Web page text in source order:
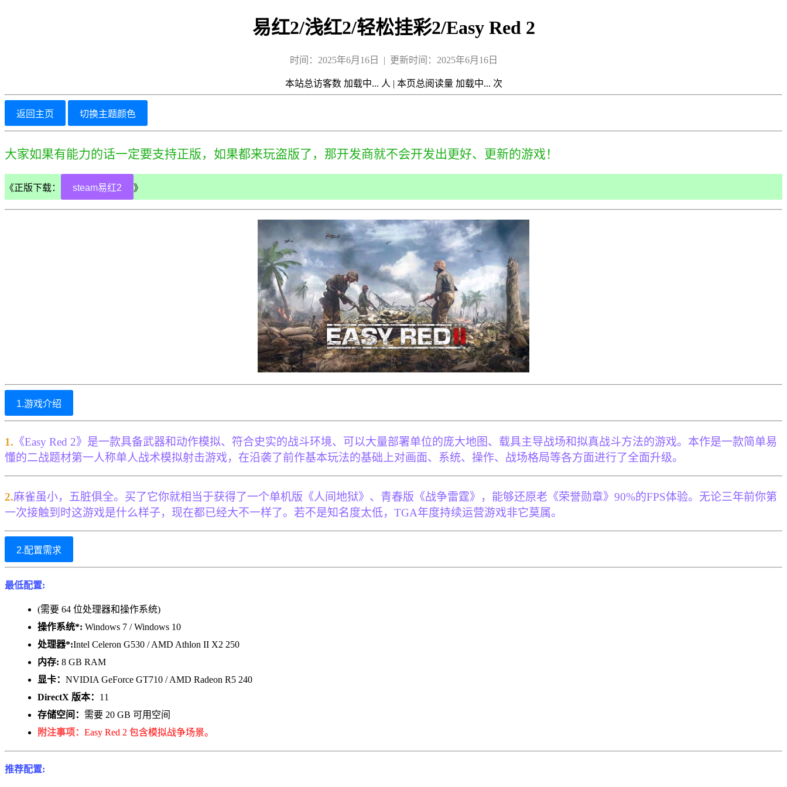
易红2/浅红2/轻松挂彩2/Easy Red 2
时间：2025年6月16日 | 更新时间：2025年6月16日
本站总访客数 加载中... 人 | 本页总阅读量 加载中... 次
返回主页 切换主题颜色
大家如果有能力的话一定要支持正版，如果都来玩盗版了，那开发商就不会开发出更好、更新的游戏！
《正版下载： steam易红2 》
1.游戏介绍
1. 《Easy Red 2》是一款具备武器和动作模拟、符合史实的战斗环境、可以大量部署单位的庞大地图、载具主导战场和拟真战斗方法的游戏。本作是一款简单易
懂的二战题材第一人称单人战术模拟射击游戏，在沿袭了前作基本玩法的基础上对画面、系统、操作、战场格局等各方面进行了全面升级。
2.麻雀虽小，五脏俱全。买了它你就相当于获得了一个单机版《人间地狱》、青春版《战争雷霆》，能够还原老《荣誉勋章》90%的FPS体验。无论三年前你第
一次接触到时这游戏是什么样子，现在都已经大不一样了。若不是知名度太低，TGA年度持续运营游戏非它莫属。
2.配置需求
最低配置:
(需要 64 位处理器和操作系统)
操作系统*: Windows 7 / Windows 10
处理器*:Intel Celeron G530 / AMD Athlon II X2 250
内存: 8 GB RAM
显卡： NVIDIA GeForce GT710 / AMD Radeon R5 240
DirectX 版本： 11
存储空间： 需要 20 GB 可用空间
附注事项： Easy Red 2 包含模拟战争场景。
推荐配置: